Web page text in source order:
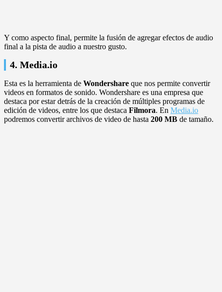
Y como aspecto final, permite la fusión de agregar efectos de audio
final a la pista de audio a nuestro gusto.
4. Media.io
Esta es la herramienta de Wondershare que nos permite convertir
videos en formatos de sonido. Wondershare es una empresa que
destaca por estar detrás de la creación de múltiples programas de
edición de videos, entre los que destaca Filmora. En Media.io
podremos convertir archivos de video de hasta 200 MB de tamaño.